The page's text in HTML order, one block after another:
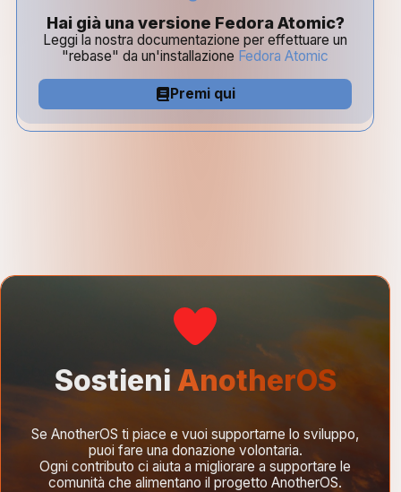
Hai già una versione Fedora Atomic?
Leggi la nostra documentazione per effettuare un
"rebase" da un'installazione Fedora Atomic
Premi qui
SostieniAnotherOS
Se AnotherOS ti piace e vuoi supportarne lo sviluppo,
puoi fare una donazione volontaria.
Ogni contributo ci aiuta a migliorare a supportare le
comunità che alimentano il progetto AnotherOS.